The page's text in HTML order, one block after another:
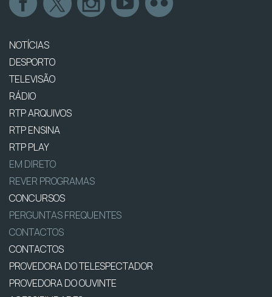
NOTÍCIAS
DESPORTO
TELEVISÃO
RÁDIO
RTP ARQUIVOS
RTP ENSINA
RTP PLAY
EM DIRETO
REVER PROGRAMAS
CONCURSOS
PERGUNTAS FREQUENTES
CONTACTOS
CONTACTOS
PROVEDORA DO TELESPECTADOR
PROVEDORA DO OUVINTE